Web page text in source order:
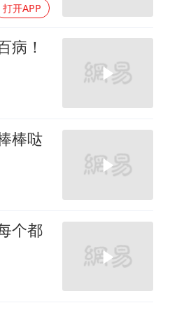
打开APP
病！
棒哒
个都